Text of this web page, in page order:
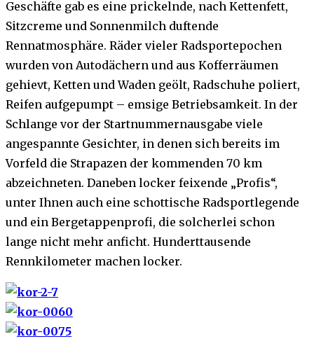
Geschäfte gab es eine prickelnde, nach Kettenfett,
Sitzcreme und Sonnenmilch duftende
Rennatmosphäre. Räder vieler Radsportepochen
wurden von Autodächern und aus Kofferräumen
gehievt, Ketten und Waden geölt, Radschuhe poliert,
Reifen aufgepumpt – emsige Betriebsamkeit. In der
Schlange vor der Startnummernausgabe viele
angespannte Gesichter, in denen sich bereits im
Vorfeld die Strapazen der kommenden 70 km
abzeichneten. Daneben locker feixende „Profis“,
unter Ihnen auch eine schottische Radsportlegende
und ein Bergetappenprofi, die solcherlei schon
lange nicht mehr anficht. Hunderttausende
Rennkilometer machen locker.